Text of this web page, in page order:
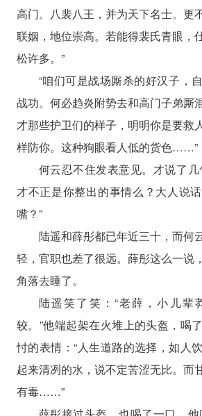
高门。八裴八王，并为天下名士。更
联姻，地位崇高。若能得裴氏青眼，
松许多。”
“咱们可是战场厮杀的好汉子，
战功。何必趋炎附势去和高门子弟厮
才那些护卫们的样子，明明你是要救
样防你。这种狗眼看人低的货色……”
何云忍不住发表意见。才说了
才不正是你整出的事情么？大人说
嘴？”
陆遥和薛彤都已年近三十，而何
轻，官职也差了很远。薛彤这么一说
角落去睡了。
陆遥笑了笑：“老薛，小儿辈
较。”他端起架在火堆上的头盔，喝
忖的表情：“人生道路的选择，如人
起来清冽的水，说不定苦涩无比。而
有毒……”